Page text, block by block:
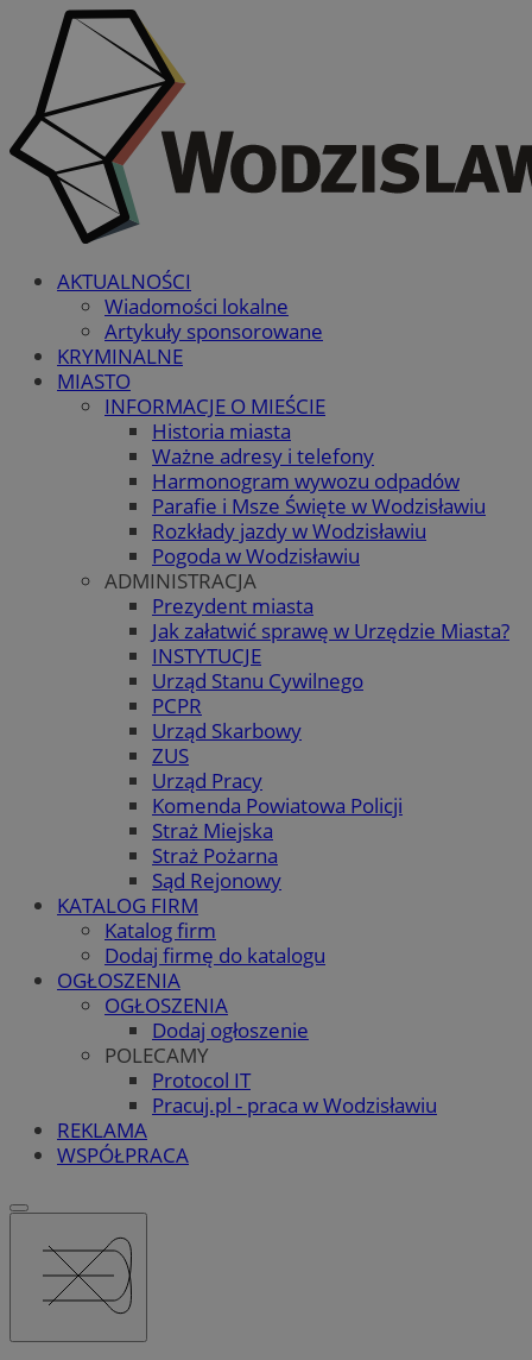
AKTUALNOŚCI
Wiadomości lokalne
Artykuły sponsorowane
KRYMINALNE
MIASTO
INFORMACJE O MIEŚCIE
Historia miasta
Ważne adresy i telefony
Harmonogram wywozu odpadów
Parafie i Msze Święte w Wodzisławiu
Rozkłady jazdy w Wodzisławiu
Pogoda w Wodzisławiu
ADMINISTRACJA
Prezydent miasta
Jak załatwić sprawę w Urzędzie Miasta?
INSTYTUCJE
Urząd Stanu Cywilnego
PCPR
Urząd Skarbowy
ZUS
Urząd Pracy
Komenda Powiatowa Policji
Straż Miejska
Straż Pożarna
Sąd Rejonowy
KATALOG FIRM
Katalog firm
Dodaj firmę do katalogu
OGŁOSZENIA
OGŁOSZENIA
Dodaj ogłoszenie
POLECAMY
Protocol IT
Pracuj.pl - praca w Wodzisławiu
REKLAMA
WSPÓŁPRACA